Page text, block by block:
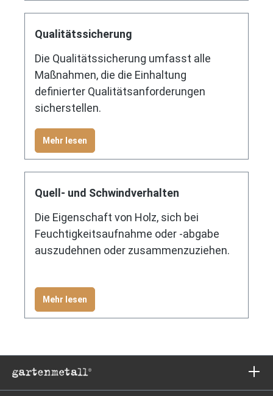
Qualitätssicherung
Die Qualitätssicherung umfasst alle
Maßnahmen, die die Einhaltung
definierter Qualitätsanforderungen
sicherstellen.
Mehr lesen
Quell- und Schwindverhalten
Die Eigenschaft von Holz, sich bei
Feuchtigkeitsaufnahme oder -abgabe
auszudehnen oder zusammenzuziehen.
Mehr lesen